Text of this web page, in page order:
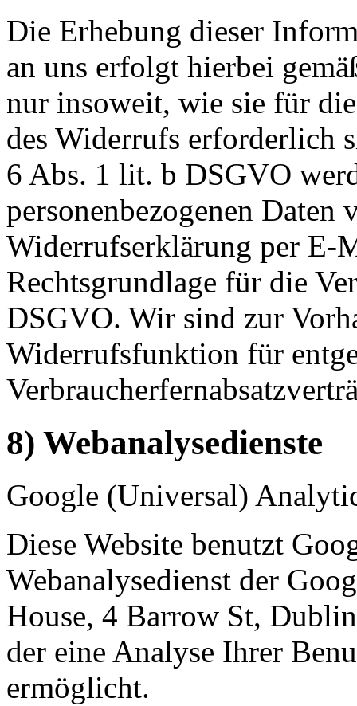
Die Erhebung dieser
an uns erfolgt hierbei
nur insoweit, wie sie für
des Widerrufs erforderlich
6 Abs. 1 lit. b DSGVO
personenbezogenen Daten
Widerrufserklärung per E-
Rechtsgrundlage für die
DSGVO. Wir sind zur
Widerrufsfunktion für
8) Webanalysedienste
Google (Universal)
Diese Website benutzt
Webanalysedienst der
House, 4 Barrow St,
der eine Analyse Ihrer
ermöglicht.